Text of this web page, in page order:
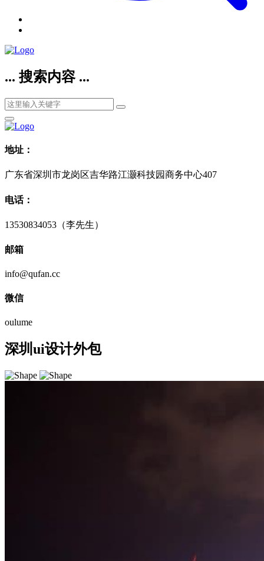
... 搜索内容 ...
地址：
广东省深圳市龙岗区吉华路江灏科技园商务中心407
电话：
13530834053（李先生）
邮箱
info@qufan.cc
微信
oulume
深圳ui设计外包